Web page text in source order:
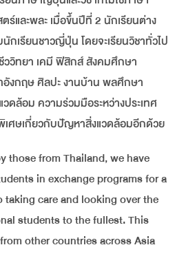
และพละ เมื่อขึ้นปีที่ 2 นักเรียนต่าง
นักเรียนชาวญี่ปุ่น โดยจะเรียนวิชาทั่วไป
วิทยา เคมี ฟิสิกส์ สังคมศึกษา
งกฤษ ศิลปะ งานบ้าน พลศึกษา
ดล้อม ความร่วมมือระหว่างประเทศ
เศษเกี่ยวกับปัญหาสิ่งแวดล้อมอีกด้วย
those from Thailand, we have
in exchange programs for a
care and looking over the
students to the fullest. This
other countries across Asia